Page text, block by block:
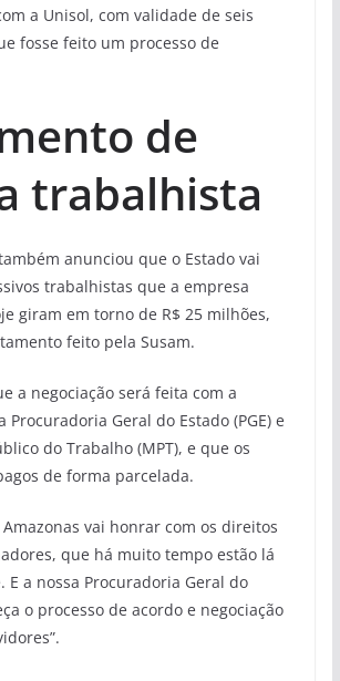
a Unisol, com validade de seis
fosse feito um processo de
de
trabalhista
anunciou que o Estado vai
trabalhistas que a empresa
giram em torno de R$ 25 milhões,
feito pela Susam.
a negociação será feita com a
Procuradoria Geral do Estado (PGE) e
do Trabalho (MPT), e que os
de forma parcelada.
Amazonas vai honrar com os direitos
que há muito tempo estão lá
E a nossa Procuradoria Geral do
o processo de acordo e negociação